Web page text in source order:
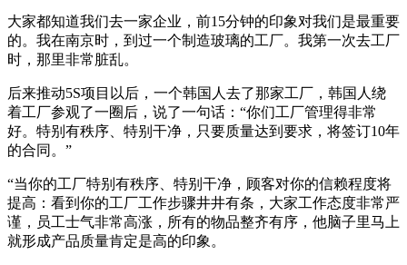
大家都知道我们去一家企业，前15分钟的印象对我们是最重要
的。我在南京时，到过一个制造玻璃的工厂。我第一次去工厂
时，那里非常脏乱。
后来推动5S项目以后，一个韩国人去了那家工厂，韩国人绕
着工厂参观了一圈后，说了一句话：“你们工厂管理得非常
好。特别有秩序、特别干净，只要质量达到要求，将签订10年
的合同。”
“当你的工厂特别有秩序、特别干净，顾客对你的信赖程度将
提高：看到你的工厂工作步骤井井有条，大家工作态度非常严
谨，员工士气非常高涨，所有的物品整齐有序，他脑子里马上
就形成产品质量肯定是高的印象。